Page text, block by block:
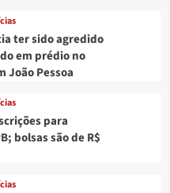
ter sido agredido
em prédio no
João Pessoa
para
bolsas são de R$